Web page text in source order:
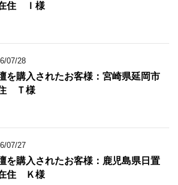
住 Ｉ様
07/28
を購入されたお客様：宮崎県延岡市
Ｔ様
07/27
を購入されたお客様：鹿児島県日置
住 Ｋ様